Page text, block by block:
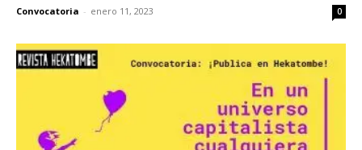
Convocatoria - enero 11, 2023 0